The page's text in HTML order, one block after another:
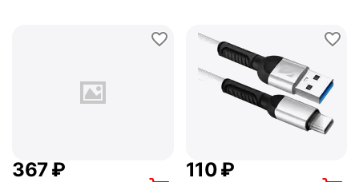
‍367‍₽ ‍110‍₽